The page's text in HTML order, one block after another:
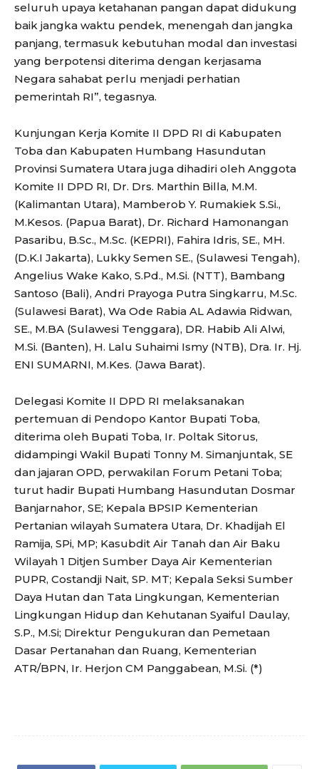
seluruh upaya ketahanan pangan dapat didukung
baik jangka waktu pendek, menengah dan jangka
panjang, termasuk kebutuhan modal dan investasi
yang berpotensi diterima dengan kerjasama
Negara sahabat perlu menjadi perhatian
pemerintah RI”, tegasnya.
Kunjungan Kerja Komite II DPD RI di Kabupaten
Toba dan Kabupaten Humbang Hasundutan
Provinsi Sumatera Utara juga dihadiri oleh Anggota
Komite II DPD RI, Dr. Drs. Marthin Billa, M.M.
(Kalimantan Utara), Mamberob Y. Rumakiek S.Si.,
M.Kesos. (Papua Barat), Dr. Richard Hamonangan
Pasaribu, B.Sc., M.Sc. (KEPRI), Fahira Idris, SE., MH.
(D.K.I Jakarta), Lukky Semen SE., (Sulawesi Tengah),
Angelius Wake Kako, S.Pd., M.Si. (NTT), Bambang
Santoso (Bali), Andri Prayoga Putra Singkarru, M.Sc.
(Sulawesi Barat), Wa Ode Rabia AL Adawia Ridwan,
SE., M.BA (Sulawesi Tenggara), DR. Habib Ali Alwi,
M.Si. (Banten), H. Lalu Suhaimi Ismy (NTB), Dra. Ir. Hj.
ENI SUMARNI, M.Kes. (Jawa Barat).
Delegasi Komite II DPD RI melaksanakan
pertemuan di Pendopo Kantor Bupati Toba,
diterima oleh Bupati Toba, Ir. Poltak Sitorus,
didampingi Wakil Bupati Tonny M. Simanjuntak, SE
dan jajaran OPD, perwakilan Forum Petani Toba;
turut hadir Bupati Humbang Hasundutan Dosmar
Banjarnahor, SE; Kepala BPSIP Kementerian
Pertanian wilayah Sumatera Utara, Dr. Khadijah El
Ramija, SPi, MP; Kasubdit Air Tanah dan Air Baku
Wilayah 1 Ditjen Sumber Daya Air Kementerian
PUPR, Costandji Nait, SP. MT; Kepala Seksi Sumber
Daya Hutan dan Tata Lingkungan, Kementerian
Lingkungan Hidup dan Kehutanan Syaiful Daulay,
S.P., M.Si; Direktur Pengukuran dan Pemetaan
Dasar Pertanahan dan Ruang, Kementerian
ATR/BPN, Ir. Herjon CM Panggabean, M.Si. (*)